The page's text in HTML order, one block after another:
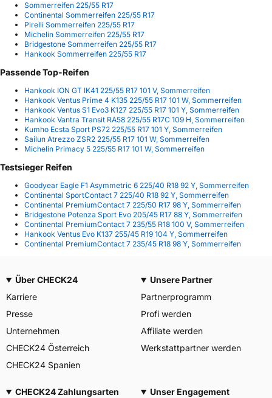
Sommerreifen 225/55 R17
Continental Sommerreifen 225/55 R17
Pirelli Sommerreifen 225/55 R17
Michelin Sommerreifen 225/55 R17
Bridgestone Sommerreifen 225/55 R17
Hankook Sommerreifen 225/55 R17
Passende Top-Reifen
Hankook ION GT IK41 225/55 R17 101 V, Sommerreifen
Hankook Ventus Prime 4 K135 225/55 R17 101 W, Sommerreifen
Hankook Ventus S1 Evo3 K127 225/55 R17 101 Y, Sommerreifen
Hankook Vantra Transit RA58 225/55 R17C 109 H, Sommerreifen
Kumho Ecsta Sport PS72 225/55 R17 101 Y, Sommerreifen
Sailun Atrezzo ZSR2 225/55 R17 101 W, Sommerreifen
Michelin Primacy 5 225/55 R17 101 W, Sommerreifen
Testsieger Reifen
Goodyear Eagle F1 Asymmetric 6 225/40 R18 92 Y, Sommerreifen
Continental SportContact 7 225/40 R18 92 Y, Sommerreifen
Continental PremiumContact 7 225/50 R17 98 Y, Sommerreifen
Bridgestone Potenza Sport Evo 205/45 R17 88 Y, Sommerreifen
Continental PremiumContact 7 235/55 R18 100 V, Sommerreifen
Hankook Ventus Evo K137 255/45 R19 104 Y, Sommerreifen
Continental PremiumContact 7 235/45 R18 98 Y, Sommerreifen
Über CHECK24
Karriere
Presse
Unternehmen
CHECK24 Österreich
CHECK24 Spanien
Unsere Partner
Partnerprogramm
Profi werden
Affiliate werden
Werkstattpartner werden
CHECK24 Zahlungsarten
Unser Engagement